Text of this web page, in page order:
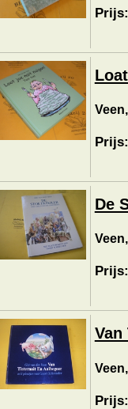
De
Van